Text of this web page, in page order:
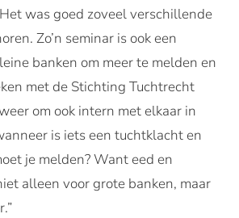
was goed zoveel verschillende
Zo’n seminar is ook een
banken om meer te melden en
met de Stichting Tuchtrecht
om ook intern met elkaar in
is iets een tuchtklacht en
je melden? Want eed en
alleen voor grote banken, maar